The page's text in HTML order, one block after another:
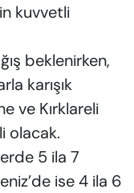
kuvvetli
beklenirken,
karışık
ve Kırklareli
olacak.
5 ila 7
ise 4 ila 6